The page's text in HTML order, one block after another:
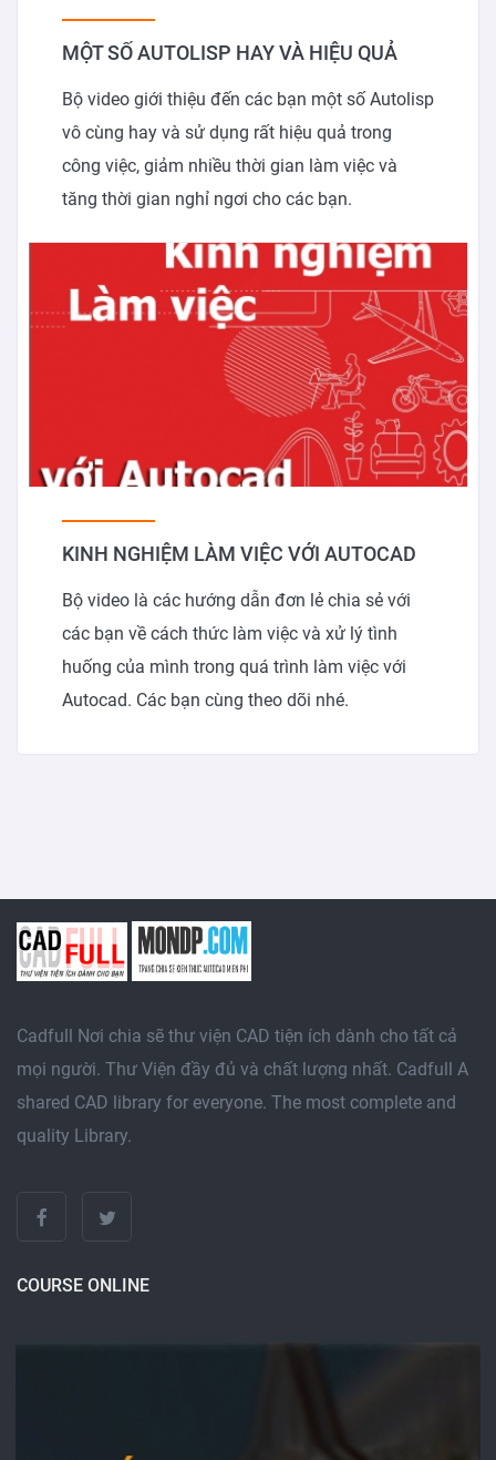
MỘT SỐ AUTOLISP HAY VÀ HIỆU QUẢ
Bộ video giới thiệu đến các bạn một số Autolisp
vô cùng hay và sử dụng rất hiệu quả trong
công việc, giảm nhiều thời gian làm việc và
tăng thời gian nghỉ ngơi cho các bạn.
KINH NGHIỆM LÀM VIỆC VỚI AUTOCAD
Bộ video là các hướng dẫn đơn lẻ chia sẻ với
các bạn về cách thức làm việc và xử lý tình
huống của mình trong quá trình làm việc với
Autocad. Các bạn cùng theo dõi nhé.
Cadfull Nơi chia sẽ thư viện CAD tiện ích dành cho tất cả
mọi người. Thư Viện đầy đủ và chất lượng nhất. Cadfull A
shared CAD library for everyone. The most complete and
quality Library.
COURSE ONLINE